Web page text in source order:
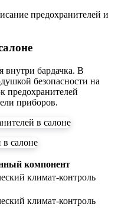
предохранителей и
внутри бардачка. В
безопасности на
предохранителей
приборов.
компонент
климат-контроль
климат-контроль